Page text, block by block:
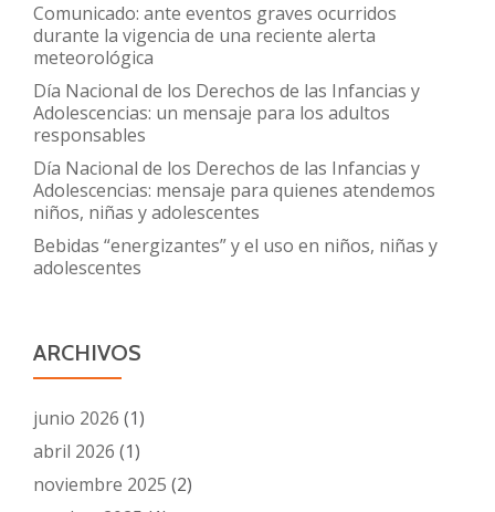
Comunicado: ante eventos graves ocurridos
durante la vigencia de una reciente alerta
meteorológica
Día Nacional de los Derechos de las Infancias y
Adolescencias: un mensaje para los adultos
responsables
Día Nacional de los Derechos de las Infancias y
Adolescencias: mensaje para quienes atendemos
niños, niñas y adolescentes
Bebidas “energizantes” y el uso en niños, niñas y
adolescentes
ARCHIVOS
junio 2026 (1)
abril 2026 (1)
noviembre 2025 (2)